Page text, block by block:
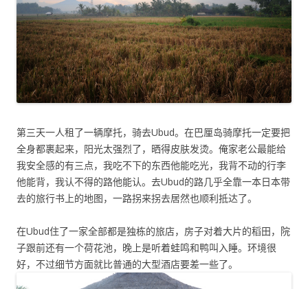
第三天一人租了一辆摩托，骑去Ubud。在巴厘岛骑摩托一定要把
全身都裹起来，阳光太强烈了，晒得皮肤发烫。俺家老公最能给
我安全感的有三点，我吃不下的东西他能吃光，我背不动的行李
他能背，我认不得的路他能认。去Ubud的路几乎全靠一本日本带
去的旅行书上的地图，一路拐来拐去居然也顺利抵达了。
在Ubud住了一家全部都是独栋的旅店，房子对着大片的稻田，院
子跟前还有一个荷花池，晚上是听着蛙鸣和鸭叫入睡。环境很
好，不过细节方面就比普通的大型酒店要差一些了。